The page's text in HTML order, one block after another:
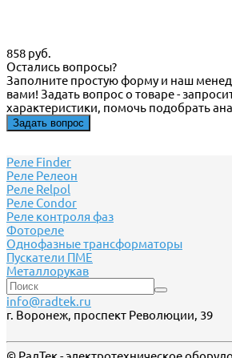
858 руб.
Остались вопросы?
Заполните простую форму и наш
вами! Задать вопрос о товаре -
характеристики, помочь подобрать
Задать вопрос
Реле Finder
Реле Релеон
Реле Relpol
Реле Сondor
Реле контроля фаз
Фотореле
Однофазные трансформаторы
Пускатели ПМЕ
Металлорукав
info@radtek.ru
г. Воронеж, проспект Революции, 39